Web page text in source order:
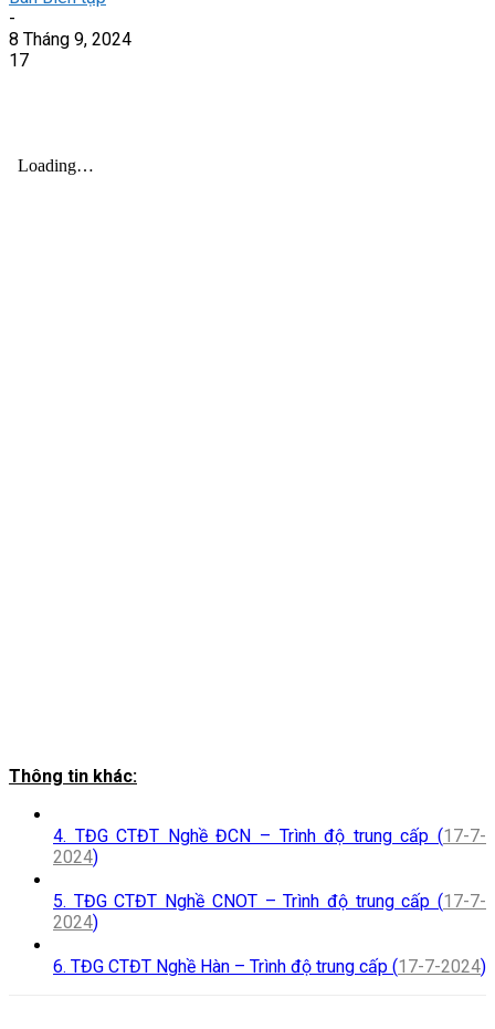
-
8 Tháng 9, 2024
17
Thông tin khác:
4. TĐG CTĐT Nghề ĐCN – Trình độ trung cấp (17-7-
2024)
5. TĐG CTĐT Nghề CNOT – Trình độ trung cấp (17-7-
2024)
6. TĐG CTĐT Nghề Hàn – Trình độ trung cấp (17-7-2024)